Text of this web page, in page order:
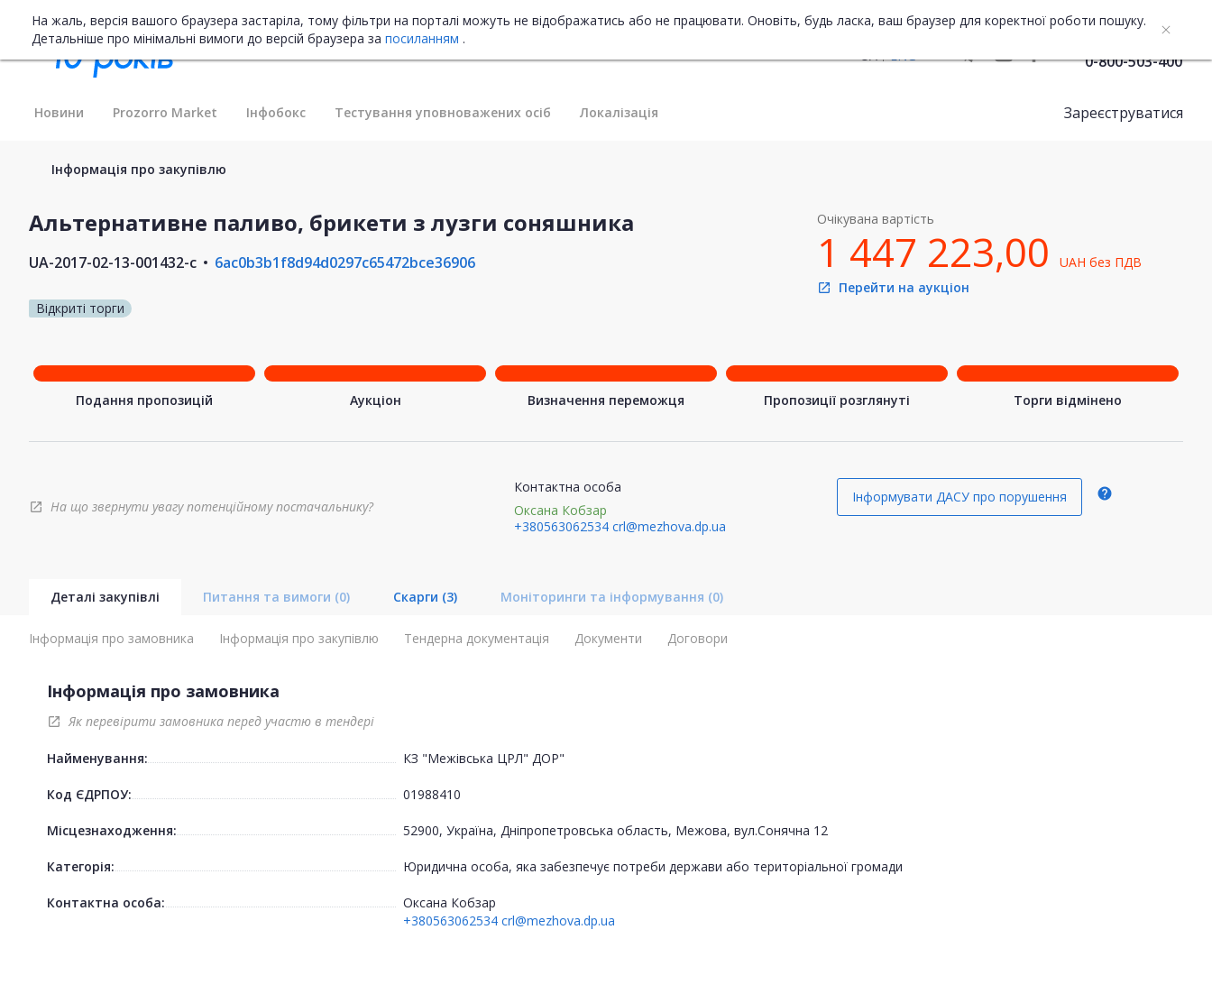
На жаль, версія вашого браузера застаріла, тому фільтри на порталі можуть не відображатись або не працювати. Оновіть, будь ласка, ваш браузер для коректної роботи пошуку.
Детальніше про мінімальні вимоги до версій браузера за посиланням .
UA
ENG 0-800-503-400
Новини Prozorro Market Інфобокс Тестування уповноважених осіб Локалізація Зареєструватися
Інформація про закупівлю
Альтернативне паливо, брикети з лузги соняшника
UA-2017-02-13-001432-c 6ac0b3b1f8d94d0297c65472bce36906
Відкриті торги
Очікувана вартість
1 447 223,00UAHбез ПДВ
open_in_new Перейти на аукціон
Подання пропозицій Аукціон Визначення переможця Пропозиції розглянуті Торги відмінено
open_in_new На що звернути увагу потенційному постачальнику?
Контактна особа
Оксана Кобзар
+380563062534 crl@mezhova.dp.ua
Інформувати ДАСУ про порушення help
Деталі закупівлі Питання та вимоги (0) Скарги (3) Моніторинги та інформування (0)
Інформація про замовника Інформація про закупівлю Тендерна документація Документи Договори
Інформація про замовника
open_in_new Як перевірити замовника перед участю в тендері
Найменування: КЗ "Межівська ЦРЛ" ДОР"
Код ЄДРПОУ: 01988410
Місцезнаходження: 52900, Україна, Дніпропетровська область, Межова, вул.Сонячна 12
Категорія: Юридична особа, яка забезпечує потреби держави або територіальної громади
Контактна особа:
Оксана Кобзар
+380563062534 crl@mezhova.dp.ua